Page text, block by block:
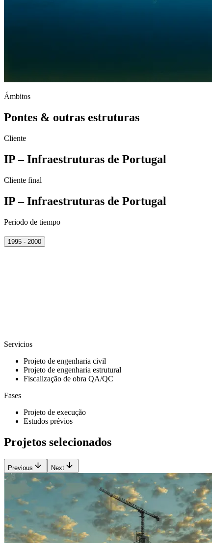
Ámbitos
Pontes & outras estruturas
Cliente
IP – Infraestruturas de Portugal
Cliente final
IP – Infraestruturas de Portugal
Periodo de tiempo
1995 - 2000
Servicios
Projeto de engenharia civil
Projeto de engenharia estrutural
Fiscalização de obra QA/QC
Fases
Projeto de execução
Estudos prévios
Projetos selecionados
Previous Next